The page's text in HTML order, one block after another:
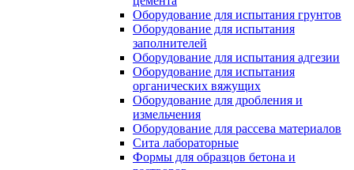
Оборудование для испытания грунтов
Оборудование для испытания
заполнителей
Оборудование для испытания адгезии
Оборудование для испытания
органических вяжущих
Оборудование для дробления и
измельчения
Оборудование для рассева материалов
Сита лабораторные
Формы для образцов бетона и